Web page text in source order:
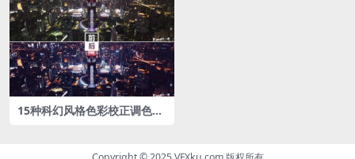
15种科幻风格色彩校正‌调色L